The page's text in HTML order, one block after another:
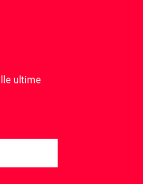
ultime